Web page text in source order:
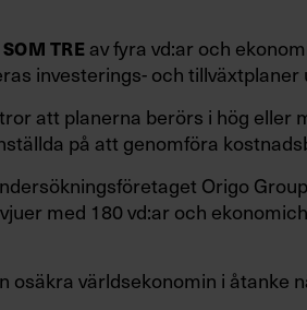
TRE av fyra vd:ar och
investerings- och
att planerna berörs i hög eller
på att genomföra
Origo
med 180 vd:ar och
osäkra världsekonomin i åtanke